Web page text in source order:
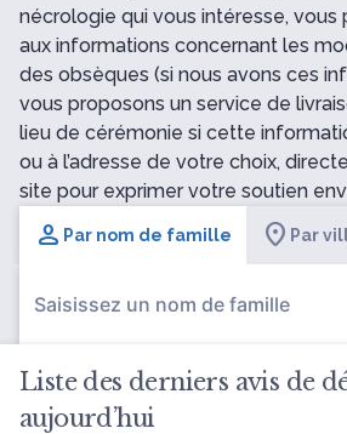
nécrologie qui vous intéresse, vous
aux informations concernant les
des obsèques (si nous avons ces
vous proposons un service de
lieu de cérémonie si cette
ou à l’adresse de votre choix,
site pour exprimer votre soutien
Par nom de famille Par
Liste des derniers avis de
aujourd’hui